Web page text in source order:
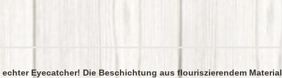
Eyecatcher! Die Beschichtung aus flouriszierendem Material